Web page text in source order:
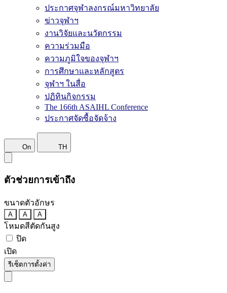
ประกาศจุฬาลงกรณ์มหาวิทยาลัย
ข่าวจุฬาฯ
งานวิจัยและนวัตกรรม
ความร่วมมือ
ความภูมิใจของจุฬาฯ
การศึกษาและหลักสูตร
จุฬาฯ ในสื่อ
ปฏิทินกิจกรรม
The 166th ASAIHL Conference
ประกาศจัดซื้อจัดจ้าง
On TH
ตัวช่วยการเข้าถึง
ขนาดตัวอักษร
A A A
โหมดสีตัดกันสูง
ปิด
เปิด
รีเซ็ตการตั้งค่า